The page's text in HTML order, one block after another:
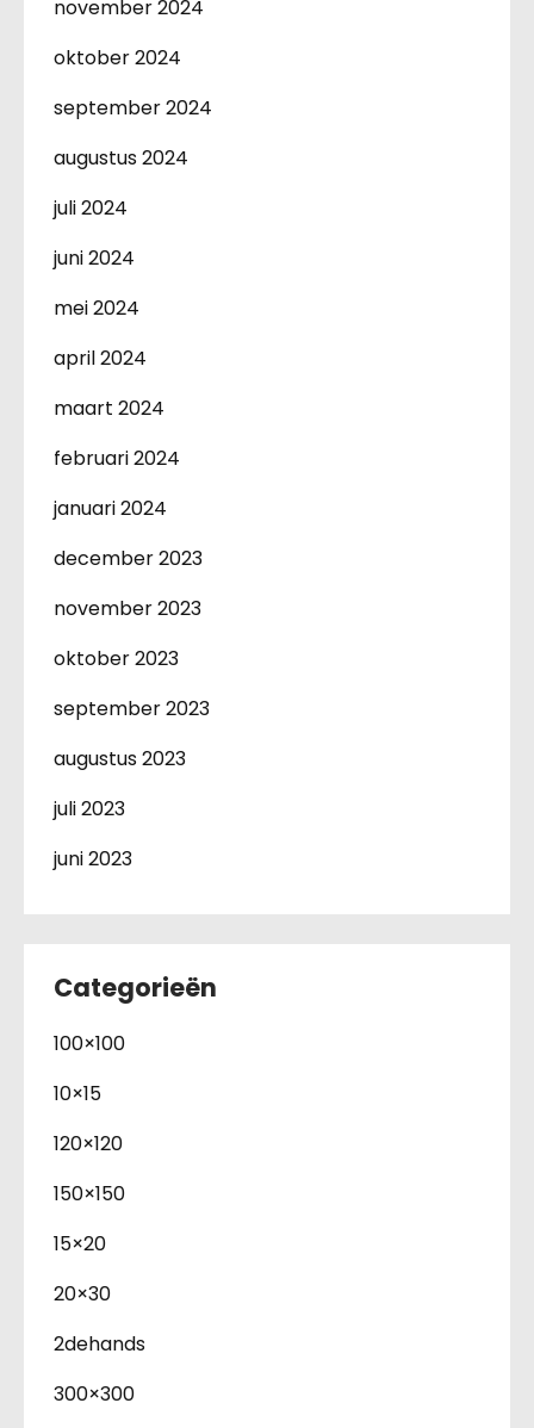
november 2024
oktober 2024
september 2024
augustus 2024
juli 2024
juni 2024
mei 2024
april 2024
maart 2024
februari 2024
januari 2024
december 2023
november 2023
oktober 2023
september 2023
augustus 2023
juli 2023
juni 2023
Categorieën
100×100
10×15
120×120
150×150
15×20
20×30
2dehands
300×300